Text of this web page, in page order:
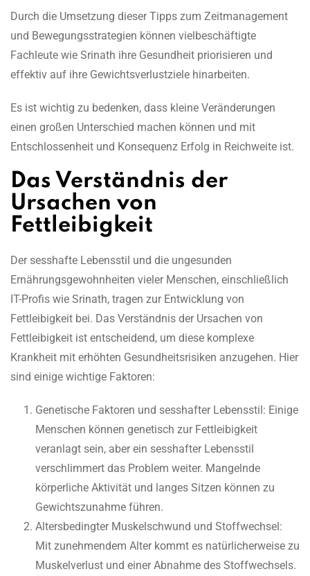
Durch die Umsetzung dieser Tipps zum Zeitmanagement
und Bewegungsstrategien können vielbeschäftigte
Fachleute wie Srinath ihre Gesundheit priorisieren und
effektiv auf ihre Gewichtsverlustziele hinarbeiten.
Es ist wichtig zu bedenken, dass kleine Veränderungen
einen großen Unterschied machen können und mit
Entschlossenheit und Konsequenz Erfolg in Reichweite ist.
Das Verständnis der
Ursachen von
Fettleibigkeit
Der sesshafte Lebensstil und die ungesunden
Ernährungsgewohnheiten vieler Menschen, einschließlich
IT-Profis wie Srinath, tragen zur Entwicklung von
Fettleibigkeit bei. Das Verständnis der Ursachen von
Fettleibigkeit ist entscheidend, um diese komplexe
Krankheit mit erhöhten Gesundheitsrisiken anzugehen. Hier
sind einige wichtige Faktoren:
Genetische Faktoren und sesshafter Lebensstil: Einige
Menschen können genetisch zur Fettleibigkeit
veranlagt sein, aber ein sesshafter Lebensstil
verschlimmert das Problem weiter. Mangelnde
körperliche Aktivität und langes Sitzen können zu
Gewichtszunahme führen.
Altersbedingter Muskelschwund und Stoffwechsel:
Mit zunehmendem Alter kommt es natürlicherweise zu
Muskelverlust und einer Abnahme des Stoffwechsels.